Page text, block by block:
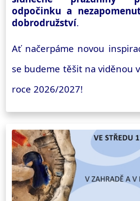
odpočinku a
dobrodružství.
Ať načerpáme novou
se budeme těšit na viděnou
roce 2026/2027!